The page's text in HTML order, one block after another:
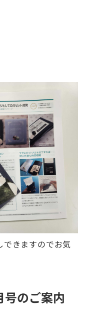
できますのでお気
のご案内